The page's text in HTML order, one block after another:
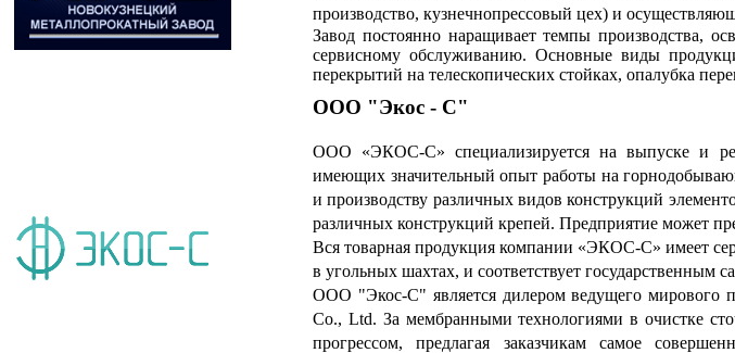
производство, кузнечнопрессовый цех) и
Завод постоянно наращивает темпы производства,
сервисному обслуживанию. Основные виды
перекрытий на телескопических стойках, опалубка
ООО "Экос - С"
ООО «ЭКОС-С» специализируется на выпуске и
имеющих значительный опыт работы на
и производству различных видов конструкций
различных конструкций крепей. Предприятие может
Вся товарная продукция компании «ЭКОС-С» имеет
в угольных шахтах, и соответствует
ООО "Экос-С" является дилером ведущего мирового
Co., Ltd. За мембранными технологиями в очистке
прогрессом, предлагая заказчикам самое